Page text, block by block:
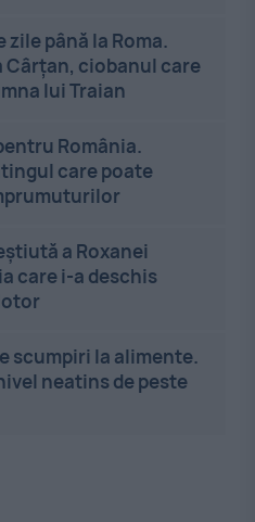
zile până la Roma.
Cârțan, ciobanul care
lui Traian
România.
care poate
a Roxanei
care i-a deschis
scumpiri la alimente.
neatins de peste